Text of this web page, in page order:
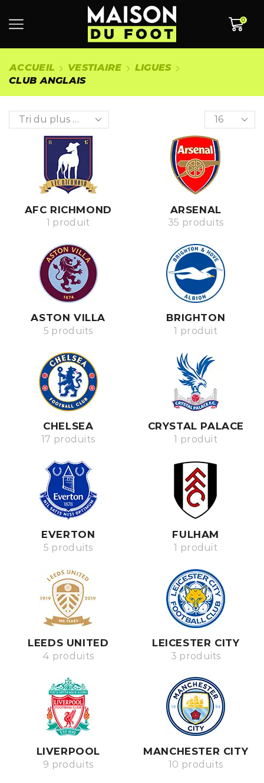
0
ACCUEIL VESTIAIRE
LIGUES
CLUB ANGLAIS
AFC RICHMOND
1 produit
ARSENAL
35 produits
ASTON VILLA
5 produits
BRIGHTON
1 produit
CHELSEA
17 produits
CRYSTAL PALACE
1 produit
EVERTON
5 produits
FULHAM
1 produit
LEEDS UNITED
4 produits
LEICESTER CITY
3 produits
LIVERPOOL
9 produits
MANCHESTER CITY
10 produits